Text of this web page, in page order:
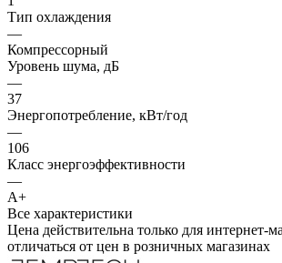
Тип охлаждения
—
Компрессорный
Уровень шума, дБ
—
37
Энергопотребление, кВт/год
—
106
Класс энергоэффективности
—
A+
Все характеристики
Цена действительна только для интернет-
отличаться от цен в розничных магазинах